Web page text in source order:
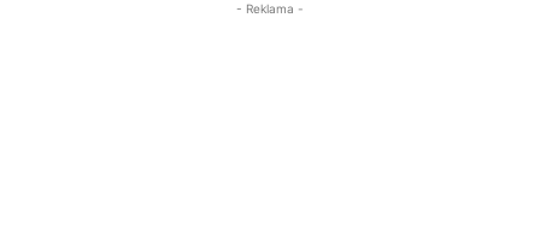
- Reklama -